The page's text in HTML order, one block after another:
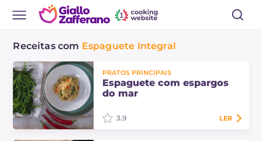
Receitas com Espaguete Integral
PRATOS PRINCIPAIS
Espaguete com espargos
do mar
3.9 LER